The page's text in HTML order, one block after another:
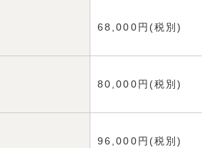
68,000円(税別)
80,000円(税別)
96,000円(税別)